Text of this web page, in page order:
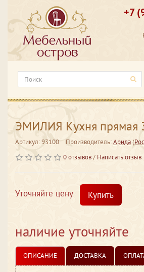
+7
ЭМИЛИЯ Кухня прямая
Артикул: 93100 Производитель:Арида(
0 отзывов/ Написать отзыв
Уточняйте цену Купить
наличие уточняйте
ОПИСАНИЕ ДОСТАВКА